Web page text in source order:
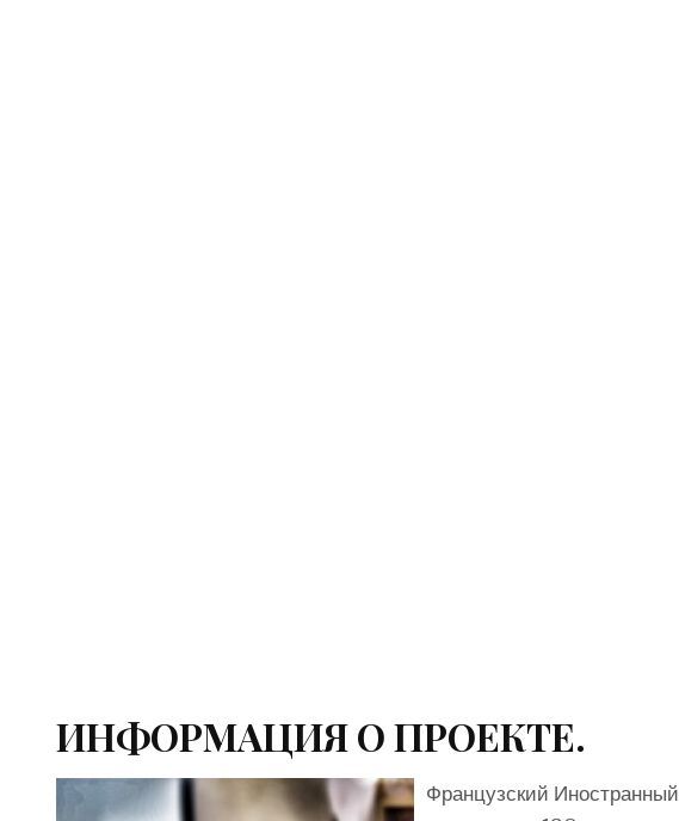
ИНФОРМАЦИЯ О ПРОЕКТЕ.
Французский